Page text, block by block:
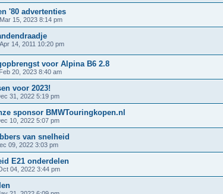
'80 advertenties
15, 2023 8:14 pm
14, 2011 10:20 pm
voor Alpina B6 2.8
20, 2023 8:40 am
voor 2023!
31, 2022 5:19 pm
sponsor BMWTouringkopen.nl
10, 2022 5:07 pm
van snelheid
09, 2022 3:03 pm
E21 onderdelen
04, 2022 3:44 pm